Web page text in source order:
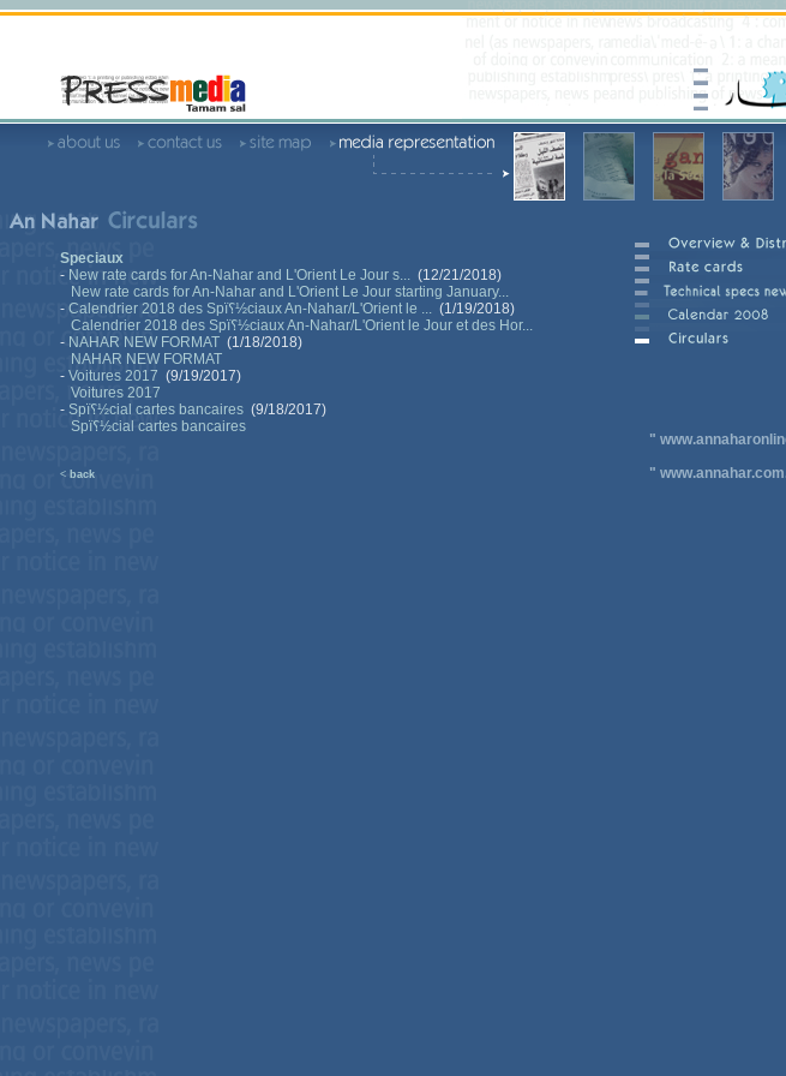
Speciaux
- New rate cards for An-Nahar and L'Orient Le Jour s... (12/21/2018)
New rate cards for An-Nahar and L'Orient Le Jour starting January...
-
Calendrier 2018 des Spï؟½ciaux An-Nahar/L'Orient le ... (1/19/2018)
Calendrier 2018 des Spï؟½ciaux An-Nahar/L'Orient le Jour et des Hor...
- NAHAR NEW FORMAT (1/18/2018)
NAHAR NEW FORMAT
- Voitures 2017 (9/19/2017)
Voitures 2017
-
Spï؟½cial cartes bancaires (9/18/2017)
Spï؟½cial cartes bancaires
< back
"
"